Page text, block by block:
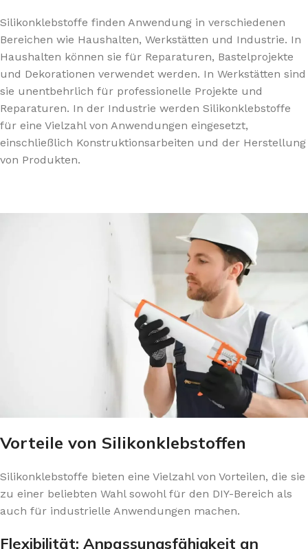
Silikonklebstoffe finden Anwendung in verschiedenen
Bereichen wie Haushalten, Werkstätten und Industrie. In
Haushalten können sie für Reparaturen, Bastelprojekte
und Dekorationen verwendet werden. In Werkstätten sind
sie unentbehrlich für professionelle Projekte und
Reparaturen. In der Industrie werden Silikonklebstoffe
für eine Vielzahl von Anwendungen eingesetzt,
einschließlich Konstruktionsarbeiten und der Herstellung
von Produkten.
Vorteile von Silikonklebstoffen
Silikonklebstoffe bieten eine Vielzahl von Vorteilen, die sie
zu einer beliebten Wahl sowohl für den DIY-Bereich als
auch für industrielle Anwendungen machen.
Flexibilität: Anpassungsfähigkeit an